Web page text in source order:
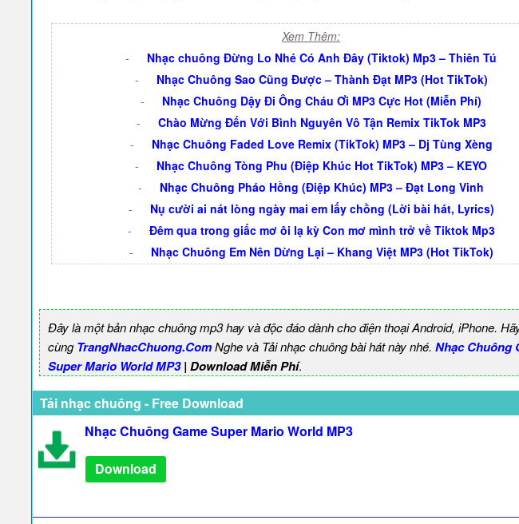
Xem Thêm:
-
Nhạc chuông Đừng Lo Nhé Có Anh Đây (Tiktok) Mp3 – Thiên Tú
-
Nhạc Chuông Sao Cũng Được – Thành Đạt MP3 (Hot TikTok)
-
Nhạc Chuông Dậy Đi Ông Cháu Ơi MP3 Cực Hot (Miễn Phí)
-
Chào Mừng Đến Với Bình Nguyên Vô Tận Remix TikTok MP3
-
Nhạc Chuông Faded Love Remix (TikTok) MP3 – Dj Tùng Xèng
-
Nhạc Chuông Tòng Phu (Điệp Khúc Hot TikTok) MP3 – KEYO
-
Nhạc Chuông Pháo Hồng (Điệp Khúc) MP3 – Đạt Long Vinh
-
Nụ cười ai nát lòng ngày mai em lấy chồng (Lời bài hát, Lyrics)
-
Đêm qua trong giấc mơ ôi lạ kỳ Con mơ mình trở về Tiktok Mp3
-
Nhạc Chuông Em Nên Dừng Lại – Khang Việt MP3 (Hot TikTok)
Đây là một bản nhạc chuông mp3 hay và độc đáo dành cho điện thoại Android, iPhone.
cùngTrangNhacChuong.ComNghe và Tải nhạc chuông bài hát này nhé. Nhạc Chuông
Super Mario World MP3| Download Miễn Phí.
Tải nhạc chuông - Free Download
Nhạc Chuông Game Super Mario World MP3
Download